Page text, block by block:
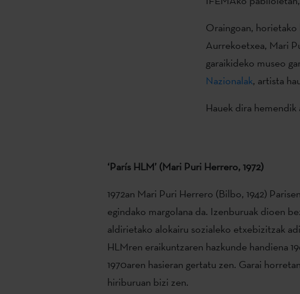
Oraingoan, horietako
Aurrekoetxea, Mari
garaikideko museo
Nazionalak, artista
Hauek dira
‘París HLM’ (Mari Puri Herrero, 1972)
1972an Mari Puri Herrero (Bilbo, 1942)
egindako margolana da. Izenburuak dioen
aldirietako alokairu sozialeko etxebizitzak
HLMren eraikuntzaren hazkunde handiena
1970aren hasieran gertatu zen. Garai
hiriburuan bizi zen.